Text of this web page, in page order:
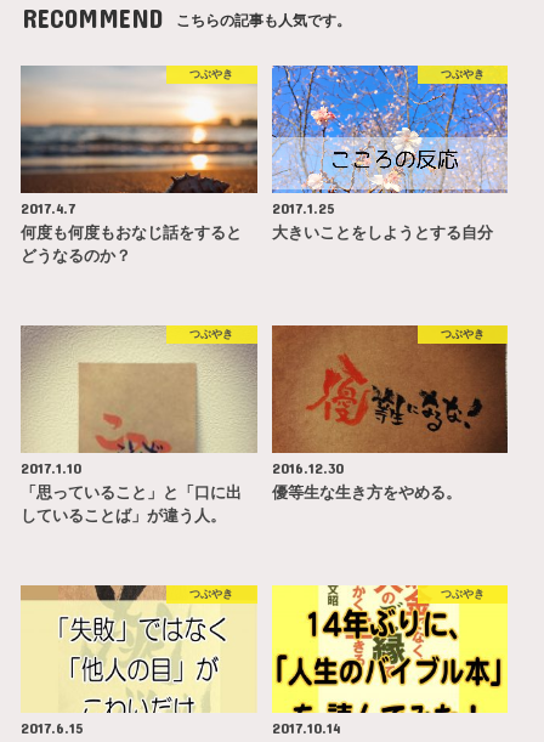
RECOMMEND こちらの記事も人気です。
つぶやき
2017.4.7
何度も何度もおなじ話をすると
どうなるのか？
つぶやき
2017.1.25
大きいことをしようとする自分
つぶやき
2017.1.10
「思っていること」と「口に出
していることば」が違う人。
つぶやき
2016.12.30
優等生な生き方をやめる。
つぶやき
2017.6.15
つぶやき
2017.10.14